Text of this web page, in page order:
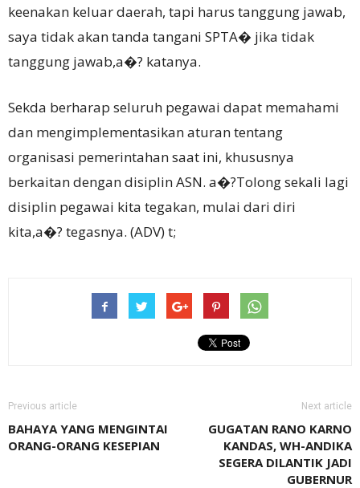
keenakan keluar daerah, tapi harus tanggung jawab,
saya tidak akan tanda tangani SPTA� jika tidak
tanggung jawab,a�? katanya.
Sekda berharap seluruh pegawai dapat memahami
dan mengimplementasikan aturan tentang
organisasi pemerintahan saat ini, khususnya
berkaitan dengan disiplin ASN. a�?Tolong sekali lagi
disiplin pegawai kita tegakan, mulai dari diri
kita,a�? tegasnya. (ADV) t;
Previous article
BAHAYA YANG MENGINTAI
ORANG-ORANG KESEPIAN
Next article
GUGATAN RANO KARNO
KANDAS, WH-ANDIKA
SEGERA DILANTIK JADI
GUBERNUR